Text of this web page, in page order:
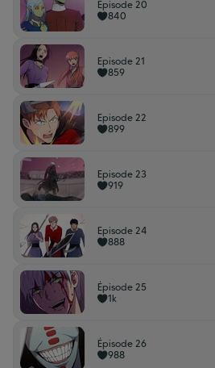
Episode 20
840
Episode 21
859
Episode 22
899
Episode 23
919
Episode 24
888
Épisode 25
1k
Épisode 26
988